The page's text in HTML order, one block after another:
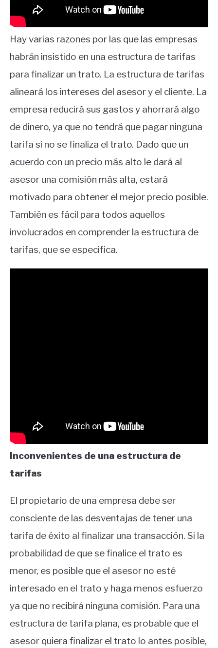
Hay varias razones por las que las empresas
habrán insistido en una estructura de tarifas
para finalizar un trato. La estructura de tarifas
alineará los intereses del asesor y el cliente. La
empresa reducirá sus gastos y ahorrará algo
de dinero, ya que no tendrá que pagar ninguna
tarifa si no se finaliza el trato. Dado que un
acuerdo con un precio más alto le dará al
asesor una comisión más alta, estará
motivado para obtener el mejor precio posible.
También es fácil para todos aquellos
involucrados en comprender la estructura de
tarifas, que se especifica.
Inconvenientes de una estructura de
tarifas
El propietario de una empresa debe ser
consciente de las desventajas de tener una
tarifa de éxito al finalizar una transacción. Si la
probabilidad de que se finalice el trato es
menor, es posible que el asesor no esté
interesado en el trato y haga menos esfuerzo
ya que no recibirá ninguna comisión. Para una
estructura de tarifa plana, es probable que el
asesor quiera finalizar el trato lo antes posible,